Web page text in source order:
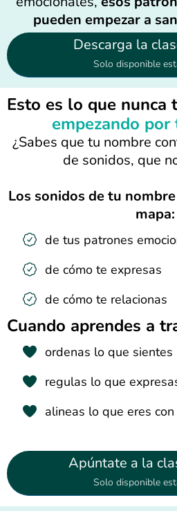
pueden empezar a
Descarga la
Solo disponible
Esto es lo que nunca
empezando
¿Sabes que tu nombre
de sonidos, que
Los sonidos de tu
mapa:
de tus patrones
de cómo te expresas
de cómo te relacionas
Cuando aprendes a
ordenas lo que sientes
regulas lo que
alineas lo que eres
Apúntate a la
Solo disponible